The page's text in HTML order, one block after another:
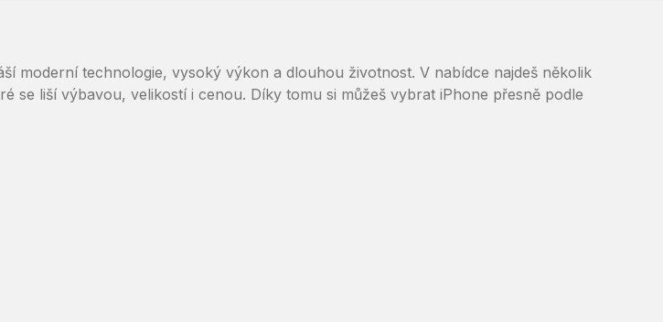
moderní technologie, vysoký výkon a dlouhou životnost. V nabídce najdeš několik
se liší výbavou, velikostí i cenou. Díky tomu si můžeš vybrat iPhone přesně podle